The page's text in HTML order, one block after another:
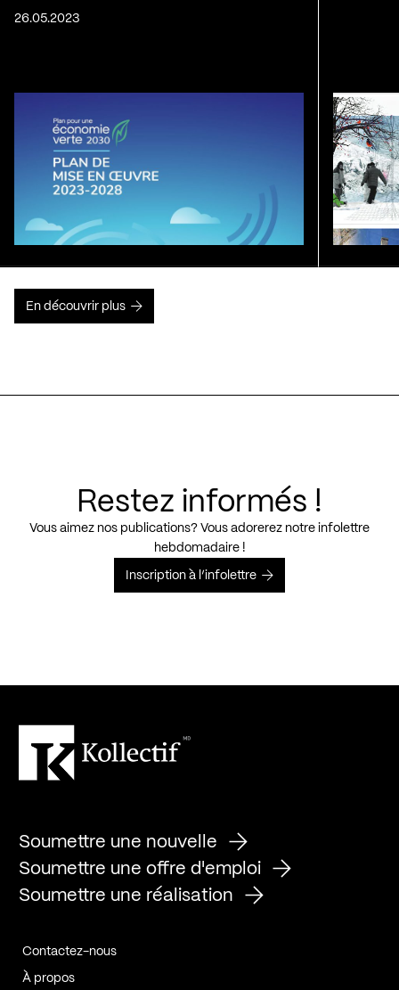
26.05.2023
En découvrir plus
Restez informés !
Vous aimez nos publications? Vous adorerez notre infolettre
hebdomadaire !
Inscription à l’infolettre
Soumettre une nouvelle
Soumettre une offre d'emploi
Soumettre une réalisation
Contactez-nous
À propos